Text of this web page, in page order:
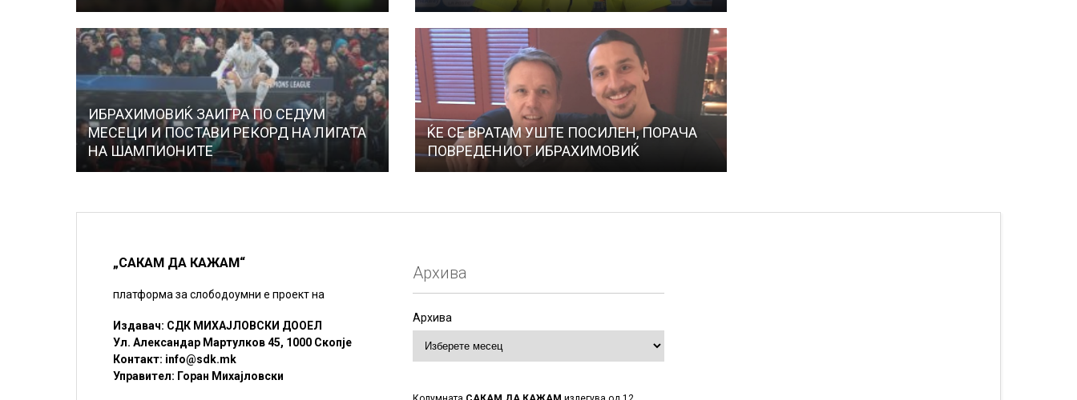
ИБРАХИМОВИЌ ЗАИГРА ПО СЕДУМ
МЕСЕЦИ И ПОСТАВИ РЕКОРД НА ЛИГАТА
НА ШАМПИОНИТЕ
ЌЕ СЕ ВРАТАМ УШТЕ ПОСИЛЕН, ПОРАЧА
ПОВРЕДЕНИОТ ИБРАХИМОВИЌ
„САКАМ ДА КАЖАМ“
платформа за слободоумни е проект на
Издавач: СДК МИХАЈЛОВСКИ ДООЕЛ
Ул. Александар Мартулков 45, 1000 Скопје
Контакт: info@sdk.mk
Управител: Горан Михајловски
Архива
Архива